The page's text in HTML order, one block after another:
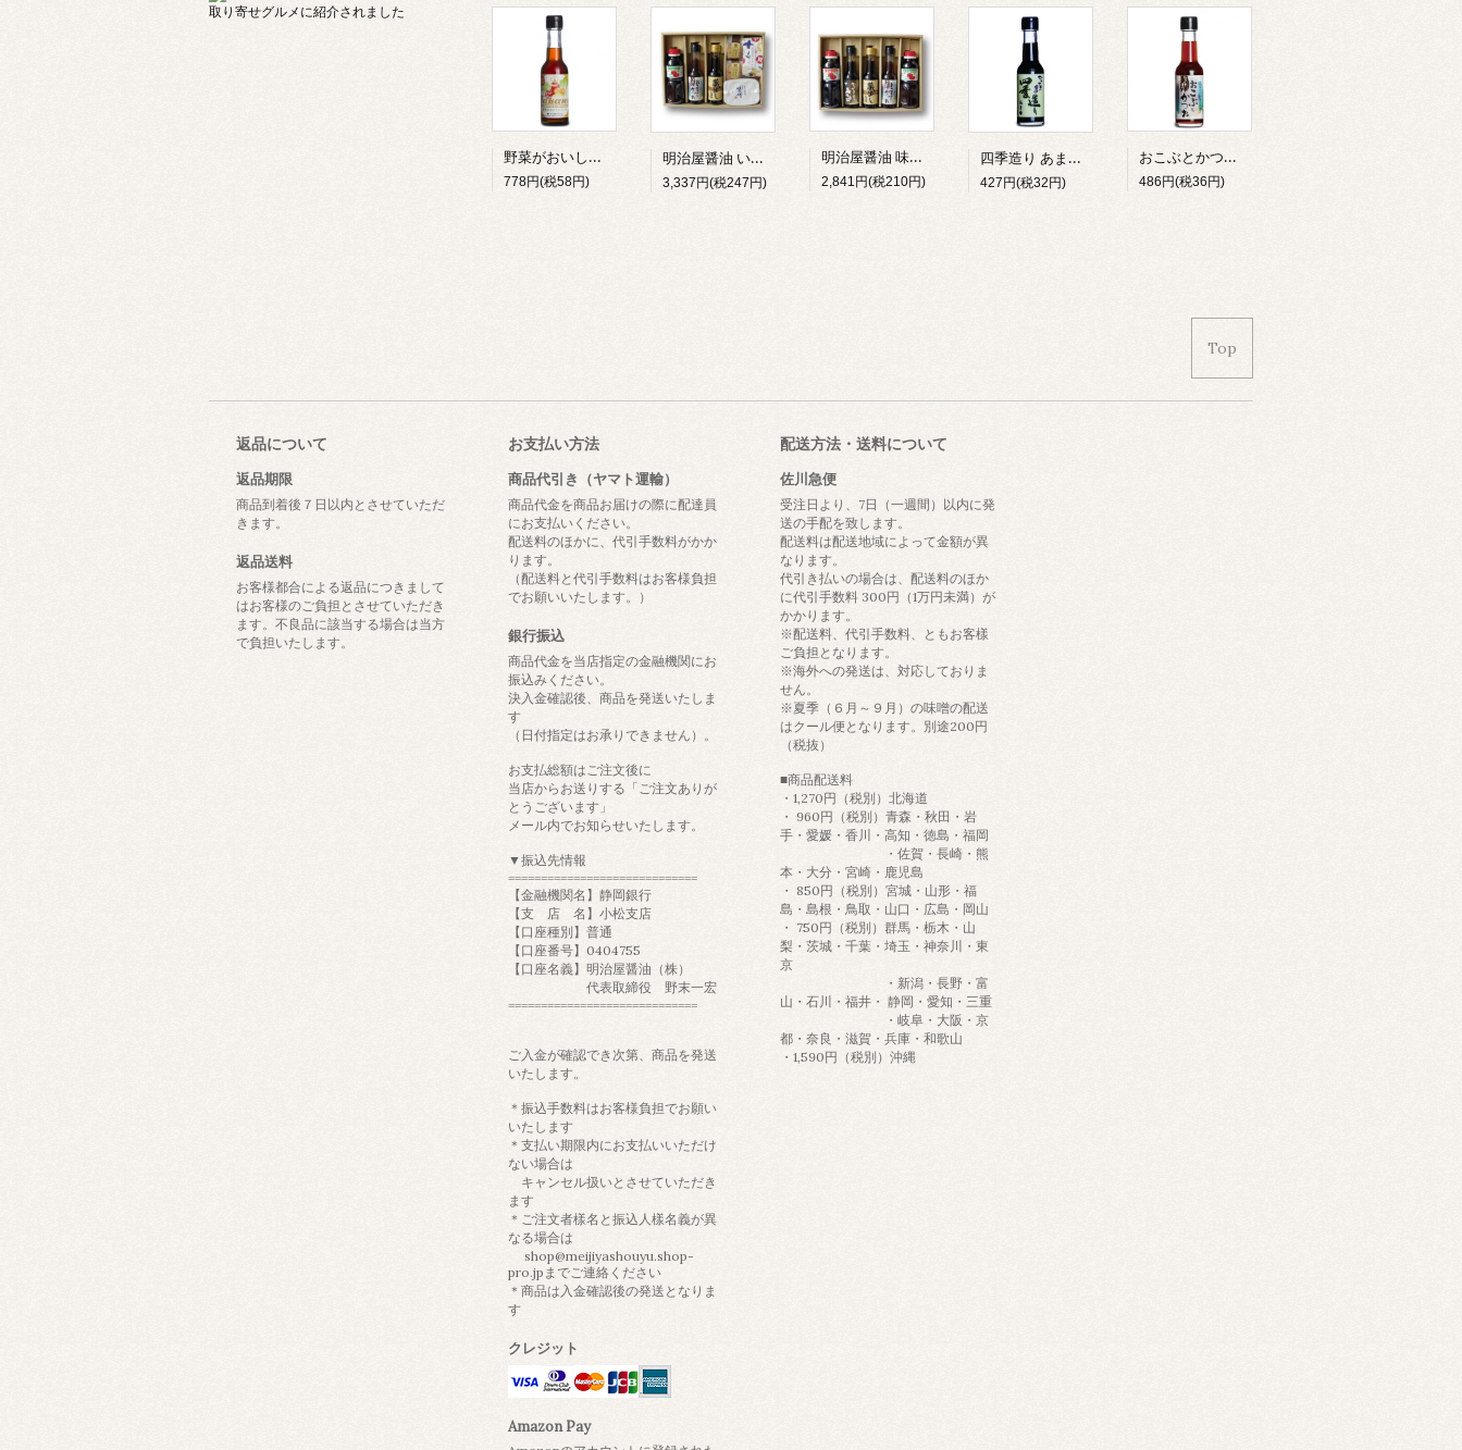
野菜がおいしいソース
778円(税58円)
明治屋醤油 いろどり no.1
3,337円(税247円)
明治屋醤油 味ごのみ no.1
2,841円(税210円)
四季造り あま味 150ml
427円(税32円)
おこぶとかつお 150ml
486円(税36円)
Top
返品について
返品期限
商品到着後７日以内とさせていただ
きます。
返品送料
お客様都合による返品につきまして
はお客様のご負担とさせていただき
ます。不良品に該当する場合は当方
で負担いたします。
お支払い方法
商品代引き（ヤマト運輸）
商品代金を商品お届けの際に配達員
にお支払いください。
配送料のほかに、代引手数料がかか
ります。
（配送料と代引手数料はお客様負担
でお願いいたします。）
銀行振込
商品代金を当店指定の金融機関にお
振込みください。
決入金確認後、商品を発送いたしま
す
（日付指定はお承りできません）。
お支払総額はご注文後に
当店からお送りする「ご注文ありが
とうございます」
メール内でお知らせいたします。
▼振込先情報
=============================
【金融機関名】静岡銀行
【支 店 名】小松支店
【口座種別】普通
【口座番号】0404755
【口座名義】明治屋醤油（株）
代表取締役 野末一宏
=============================
ご入金が確認でき次第、商品を発送
いたします。
＊振込手数料はお客様負担でお願い
いたします
＊支払い期限内にお支払いいただけ
ない場合は
キャンセル扱いとさせていただき
ます
＊ご注文者樣名と振込人樣名義が異
なる場合は
shop@meijiyashouyu.shop-
pro.jpまでご連絡ください
＊商品は入金確認後の発送となりま
す
クレジット
Amazon Pay
配送方法・送料について
佐川急便
受注日より、7日（一週間）以内に発
送の手配を致します。
配送料は配送地域によって金額が異
なります。
代引き払いの場合は、配送料のほか
に代引手数料 300円（1万円未満）が
かかります。
※配送料、代引手数料、ともお客樣
ご負担となります。
※海外への発送は、対応しておりま
せん。
※夏季（６月～９月）の味噌の配送
はクール便となります。別途200円
（税抜）
■商品配送料
・1,270円（税別）北海道
・ 960円（税別）青森・秋田・岩
手・愛媛・香川・高知・徳島・福岡
・佐賀・長崎・熊
本・大分・宮崎・鹿児島
・ 850円（税別）宮城・山形・福
島・島根・鳥取・山口・広島・岡山
・ 750円（税別）群馬・栃木・山
梨・茨城・千葉・埼玉・神奈川・東
京
・新潟・長野・富
山・石川・福井・ 静岡・愛知・三重
・岐阜・大阪・京
都・奈良・滋賀・兵庫・和歌山
・1,590円（税別）沖縄